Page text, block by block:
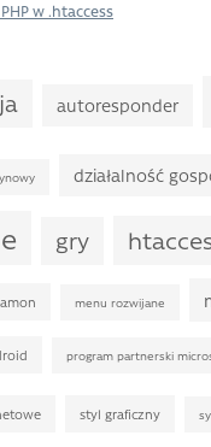
w .htaccess
autoresponder
działalność
gry
menu rozwijane
program partnerski
styl graficzny